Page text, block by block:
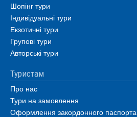
Шопінг тури
Індивідуальні тури
Екзотичні тури
Групові тури
Авторські тури
Туристам
Про нас
Тури на замовлення
Оформлення закордонного паспорта